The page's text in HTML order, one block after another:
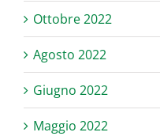
Ottobre 2022
Agosto 2022
Giugno 2022
Maggio 2022